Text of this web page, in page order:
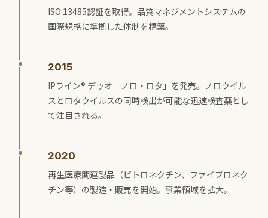
ISO 13485認証を取得。品質マネジメントシステムの
国際規格に準拠した体制を構築。
2015
IPライン® デゥオ「ノロ・ロタ」を発売。ノロウイル
スとロタウイルスの同時検出が可能な迅速検査薬とし
て注目される。
2020
再生医療関連製品（ビトロネクチン、ファイブロネク
チン等）の製造・販売を開始。事業領域を拡大。